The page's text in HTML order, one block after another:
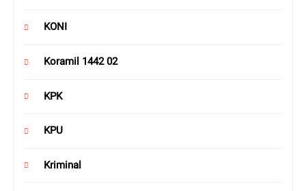
KONI
Koramil 1442 02
KPK
KPU
Kriminal